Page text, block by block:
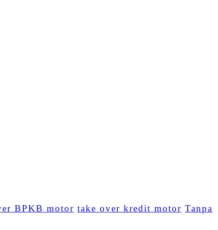
BPKB motor take over kredit motor Tanpa